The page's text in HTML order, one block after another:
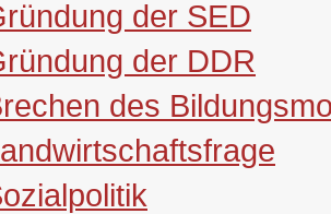
der SED
der DDR
des